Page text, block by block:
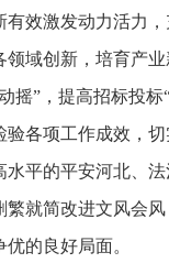
效激发动力活力
域创新，培育产
摇”，提高招标投
各项工作成效，
平的平安河北、
就简改进文风会
的良好局面。